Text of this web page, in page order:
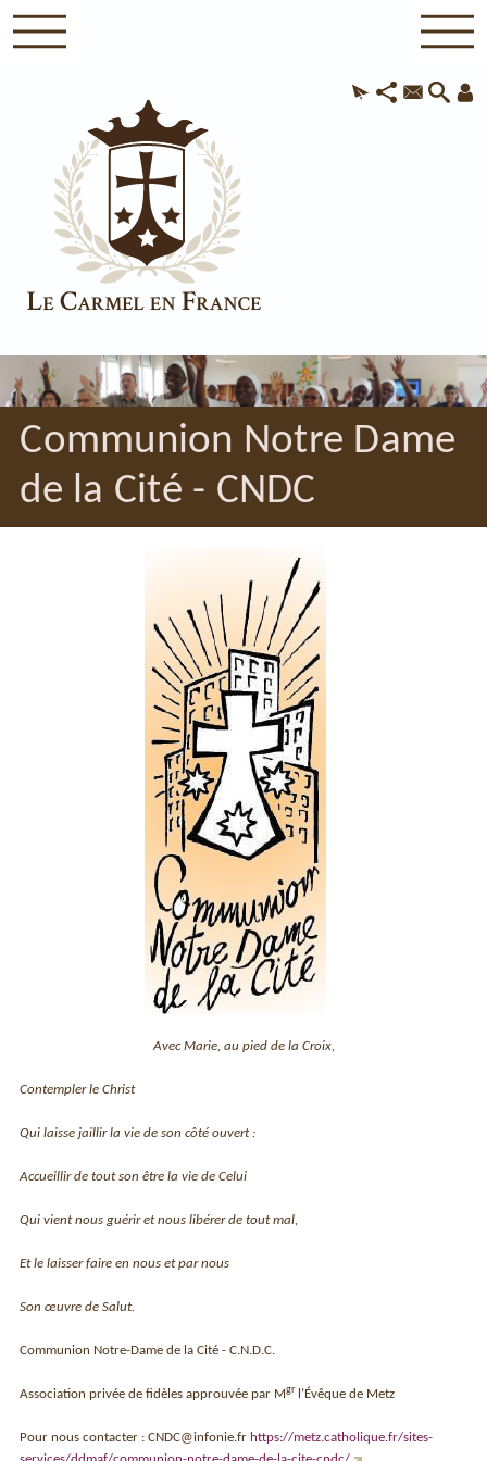
Communion Notre Dame
de la Cité - CNDC
Avec Marie, au pied de la Croix,
Contempler le Christ
Qui laisse jaillir la vie de son côté ouvert :
Accueillir de tout son être la vie de Celui
Qui vient nous guérir et nous libérer de tout mal,
Et le laisser faire en nous et par nous
Son œuvre de Salut.
Communion Notre-Dame de la Cité - C.N.D.C.
Association privée de fidèles approuvée par Mgr l’Évêque de Metz
Pour nous contacter : CNDC@infonie.fr https://metz.catholique.fr/sites-